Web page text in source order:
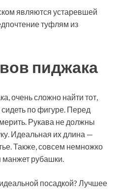
являются устаревшей
туфлям из
пиджака
очень сложно найти тот,
по фигуре. Перед
Рукава не должны
Идеальная их длина —
Также, совсем немножко
манжет рубашки.
посадкой? Лучшее